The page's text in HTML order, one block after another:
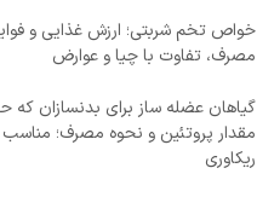
خواص تخم شربتی؛ ارزش غذایی و
مصرف، تفاوت با چیا و عوارض
گیاهان عضله ساز برای بدنسازان که
مقدار پروتئین و نحوه مصرف؛
ریکاوری